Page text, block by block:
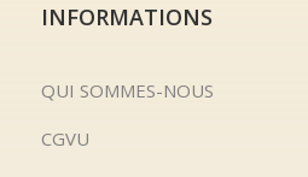
INFORMATIONS
QUI SOMMES-NOUS
CGVU